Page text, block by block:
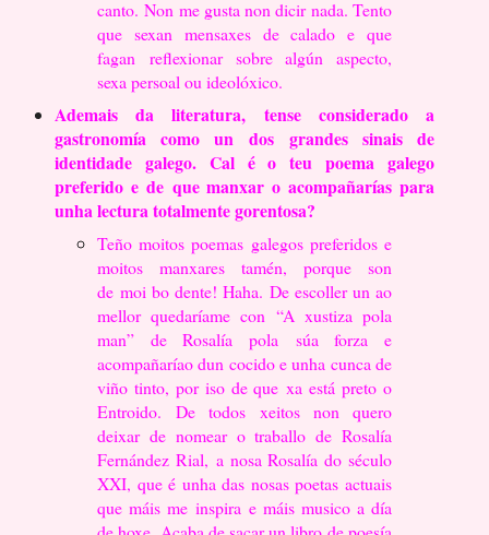
canto.Non me gusta non dicir nada. Tento
que sexan mensaxes de calado e que
fagan reflexionar sobre algún aspecto,
sexa persoal ou ideolóxico.
Ademais da literatura, tense considerado a
gastronomía como un dos grandes sinais de
identidade galego. Cal é o teu poema galego
preferido e de que manxar o acompañarías para
unha lectura totalmente gorentosa?
Teño moitos poemas galegos preferidos e
moitos manxares tamén, porque son
demoi bo dente! Haha. De escoller un ao
mellor quedaríame con “A xustiza pola
man” de Rosalía pola súa forza e
acompañaríao dun cocido e unha cunca de
viño tinto, por iso de quexa está preto o
Entroido.De todos xeitos non quero
deixar de nomear o traballo de Rosalía
Fernández Rial, a nosa Rosalía do século
XXI, que é unha das nosas poetas actuais
que máis meinspira e máis musico a día